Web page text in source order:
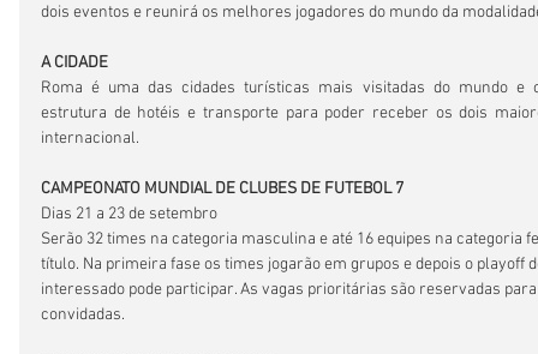
dois eventos e reunirá os melhores jogadores do mundo da
A CIDADE
Roma é uma das cidades turísticas mais visitadas do mundo e
estrutura de hotéis e transporte para poder receber os dois
internacional.
CAMPEONATO MUNDIAL DE CLUBES DE FUTEBOL 7
Dias 21 a 23 de setembro
Serão 32 times na categoria masculina e até 16 equipes na categoria
título. Na primeira fase os times jogarão em grupos e depois o playoff
interessado pode participar. As vagas prioritárias são reservadas
convidadas.